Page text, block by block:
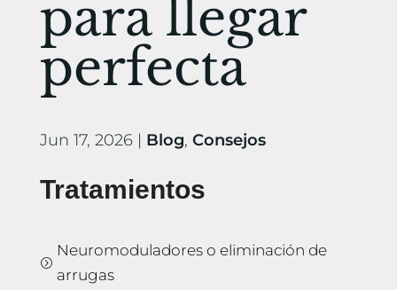
para llegar
perfecta
Jun 17, 2026| Blog, Consejos
Tratamientos
=
Neuromoduladores o eliminación de
arrugas